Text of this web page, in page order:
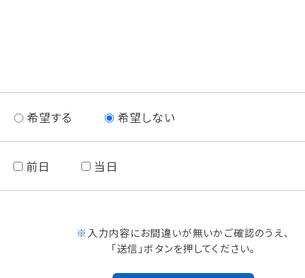
希望する 希望しない
前日 当日
※ 入力内容にお間違いが無いかご確認のうえ、
「送信」ボタンを押してください。